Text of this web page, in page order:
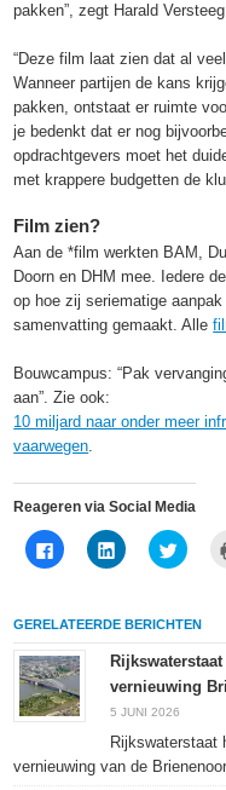
pakken”, zegt Harald
“Deze film laat zien dat al
Wanneer partijen de kans
pakken, ontstaat er ruimte
je bedenkt dat er nog
opdrachtgevers moet het
met krappere budgetten de
Film zien?
Aan de *film werkten BAM,
Doorn en DHM mee. Iedere
op hoe zij seriematige
samenvatting gemaakt. Alle
Bouwcampus: “Pak
aan”. Zie ook:
10 miljard naar onder meer
vaarwegen.
Reageren via Social Media
Klik
om
Facebook
(Wordt
een
nieuw
venster
geopend)
Klik
om
delen
(Wordt
een
nieuw
venster
geopend)
Klik
om
Twitter
(Wordt
een
nieuw
GERELATEERDE BERICHTEN
vernieuwing
5 JUNI 2026
Rijkswaterstaat
vernieuwing van de